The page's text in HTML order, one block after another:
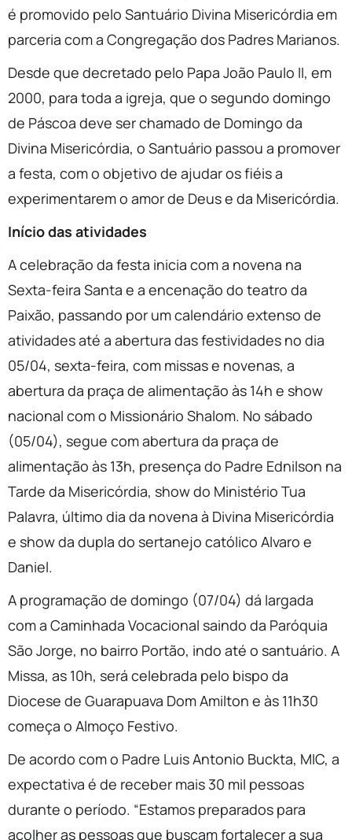
é promovido pelo Santuário Divina Misericórdia em
parceria com a Congregação dos Padres Marianos.
Desde que decretado pelo Papa João Paulo II, em
2000, para toda a igreja, que o segundo domingo
de Páscoa deve ser chamado de Domingo da
Divina Misericórdia, o Santuário passou a promover
a festa, com o objetivo de ajudar os fiéis a
experimentarem o amor de Deus e da Misericórdia.
Início das atividades
A celebração da festa inicia com a novena na
Sexta-feira Santa e a encenação do teatro da
Paixão, passando por um calendário extenso de
atividades até a abertura das festividades no dia
05/04, sexta-feira, com missas e novenas, a
abertura da praça de alimentação às 14h e show
nacional com o Missionário Shalom. No sábado
(05/04), segue com abertura da praça de
alimentação às 13h, presença do Padre Ednilson na
Tarde da Misericórdia, show do Ministério Tua
Palavra, último dia da novena à Divina Misericórdia
e show da dupla do sertanejo católico Alvaro e
Daniel.
A programação de domingo (07/04) dá largada
com a Caminhada Vocacional saindo da Paróquia
São Jorge, no bairro Portão, indo até o santuário. A
Missa, as 10h, será celebrada pelo bispo da
Diocese de Guarapuava Dom Amilton e às 11h30
começa o Almoço Festivo.
De acordo com o Padre Luis Antonio Buckta, MIC, a
expectativa é de receber mais 30 mil pessoas
durante o período. “Estamos preparados para
acolher as pessoas que buscam fortalecer a sua